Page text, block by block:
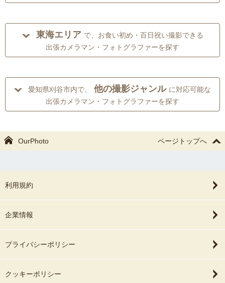
東海エリア で、お食い初め・百日祝い撮影できる
出張カメラマン・フォトグラファーを探す
愛知県刈谷市内で、 他の撮影ジャンル に対応可能な
出張カメラマン・フォトグラファーを探す
OurPhoto ページトップへ
利用規約
企業情報
プライバシーポリシー
クッキーポリシー